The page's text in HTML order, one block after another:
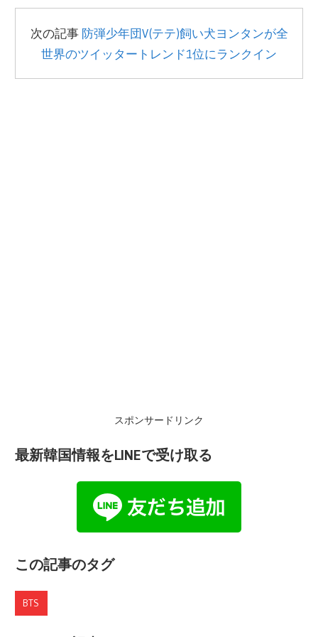
次の記事 防弾少年団V(テテ)飼い犬ヨンタンが全
世界のツイッタートレンド1位にランクイン
スポンサードリンク
最新韓国情報をLINEで受け取る
この記事のタグ
BTS